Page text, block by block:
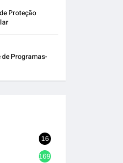
Proteção
Programas-
16
1692